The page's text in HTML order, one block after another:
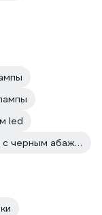
led
Настольные и напольные светильники с черным абажуром